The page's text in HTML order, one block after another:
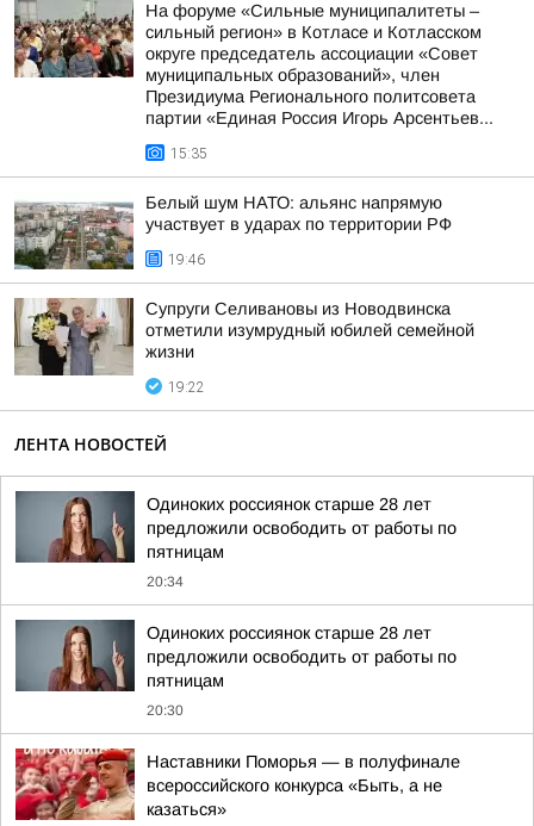
На форуме «Сильные муниципалитеты –
сильный регион» в Котласе и Котласском
округе председатель ассоциации «Совет
муниципальных образований», член
Президиума Регионального политсовета
партии «Единая Россия Игорь Арсентьев...
15:35
Белый шум НАТО: альянс напрямую
участвует в ударах по территории РФ
19:46
Супруги Селивановы из Новодвинска
отметили изумрудный юбилей семейной
жизни
19:22
ЛЕНТА НОВОСТЕЙ
Одиноких россиянок старше 28 лет
предложили освободить от работы по
пятницам
20:34
Одиноких россиянок старше 28 лет
предложили освободить от работы по
пятницам
20:30
Наставники Поморья — в полуфинале
всероссийского конкурса «Быть, а не
казаться»